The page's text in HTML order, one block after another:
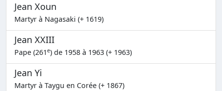
Jean Xoun
Martyr à Nagasaki (+ 1619)
Jean XXIII
Pape (261e) de 1958 à 1963 (+ 1963)
Jean Yi
Martyr à Taygu en Corée (+ 1867)